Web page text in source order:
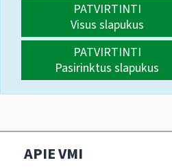
PATVIRTINTI
Visus slapukus
PATVIRTINTI
Pasirinktus slapukus
APIE VMI